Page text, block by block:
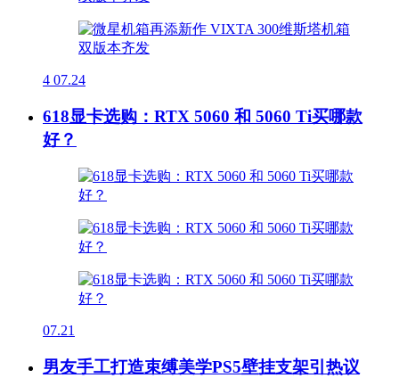
4 07.24
618显卡选购：RTX 5060 和 5060 Ti买哪款
好？
07.21
男友手工打造束缚美学PS5壁挂支架引热议